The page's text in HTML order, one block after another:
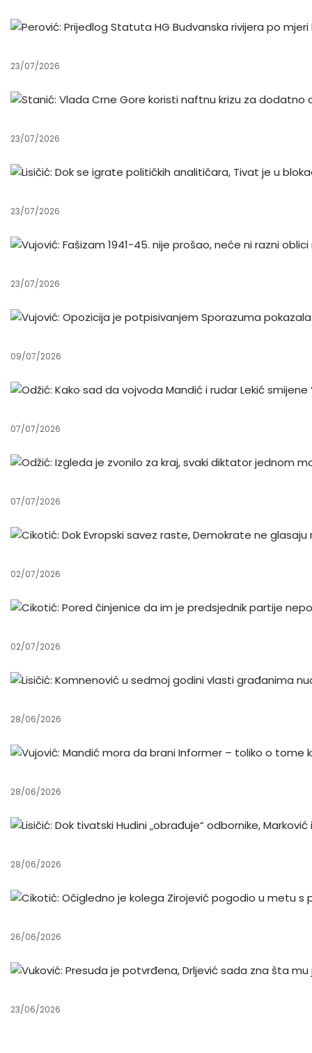
23/07/2026
23/07/2026
23/07/2026
23/07/2026
09/07/2026
07/07/2026
07/07/2026
02/07/2026
02/07/2026
28/06/2026
28/06/2026
28/06/2026
26/06/2026
23/06/2026